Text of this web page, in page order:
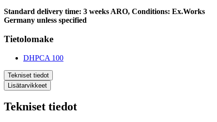
Standard delivery time: 3 weeks ARO, Conditions: Ex.Works
Germany unless specified
Tietolomake
DHPCA 100
Tekniset tiedot
Lisätarvikkeet
Tekniset tiedot